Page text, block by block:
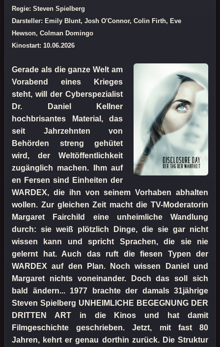
Regie: Steven Spielberg
Darsteller: Emily Blunt, Josh O'Connor, Colin Firth, Eve
Hewson, Colman Domingo
Kinostart: 10.06.2026
Gerade als die ganze Welt am
Vorabend eines Krieges
steht, will der Cyberspezialist
Dr. Daniel Kellner
hochbrisantes Material, das
seit Jahrzehnten von
Behörden streng gehütet
wird, der Weltöffentlichkeit
zugänglich machen. Ihm auf
en Fersen sind Einheiten der
WARDEX, die ihn von seinem Vorhaben abhalten
wollen. Zur gleichen Zeit macht die TV-Moderatorin
Margaret Fairchild eine unheimliche Wandlung
durch: sie weiß plötzlich Dinge, die sie gar nicht
wissen kann und spricht Sprachen, die sie nie
gelernt hat. Auch das ruft die fiesen Typen der
WARDEX auf den Plan. Noch wissen Daniel und
Margaret nichts voneinander. Doch das soll sich
bald ändern... 1977 brachte der damals 31jährige
Steven Spielberg UNHEIMLICHE BEGEGNUNG DER
DRITTEN ART in die Kinos und hat damit
Filmgeschichte geschrieben. Jetzt, mit fast 80
Jahren, kehrt er genau dorthin zurück. Die Struktur